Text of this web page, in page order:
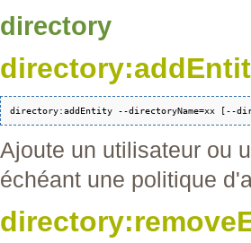
directory
Ajoute un utilisateur ou
échéant une politique